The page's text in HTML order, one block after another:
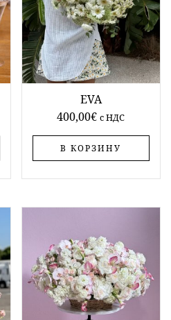
EVA
400,00€ c НДС
В КОРЗИНУ